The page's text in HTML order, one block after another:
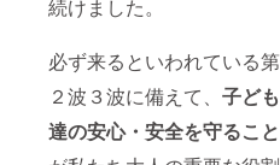
続けました。
必ず来るといわれている第
２波３波に備えて、 子ども
達の安心・安全を守ること